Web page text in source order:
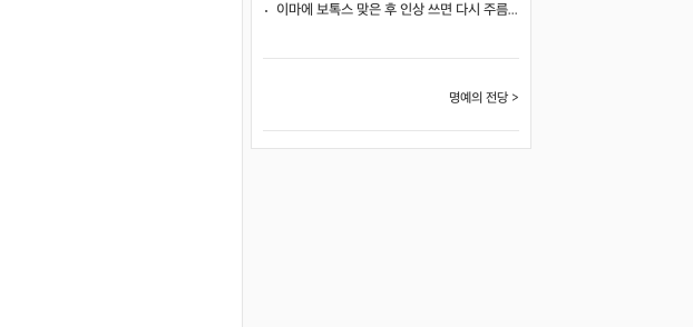
이마에 보톡스 맞은 후 인상 쓰면 다시 주름이 생길까요?
명예의 전당 >